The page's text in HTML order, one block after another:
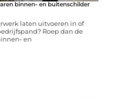
binnen- en buitenschilder
laten uitvoeren in of
Roep dan de
en